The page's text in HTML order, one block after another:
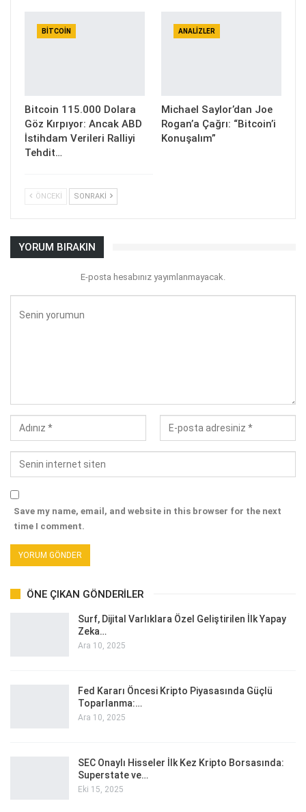
BITCOIN
Bitcoin 115.000 Dolara
Göz Kırpıyor: Ancak ABD
İstihdam Verileri Ralliyi
Tehdit…
ANALIZLER
Michael Saylor’dan Joe
Rogan’a Çağrı: “Bitcoin’i
Konuşalım”
ÖNCEKI SONRAKI
YORUM BIRAKIN
E-posta hesabınız yayımlanmayacak.
Save my name, email, and website in this browser for the next
time I comment.
ÖNE ÇIKAN GÖNDERILER
Surf, Dijital Varlıklara Özel Geliştirilen İlk Yapay
Zeka…
Ara 10, 2025
Fed Kararı Öncesi Kripto Piyasasında Güçlü
Toparlanma:…
Ara 10, 2025
SEC Onaylı Hisseler İlk Kez Kripto Borsasında:
Superstate ve…
Eki 15, 2025